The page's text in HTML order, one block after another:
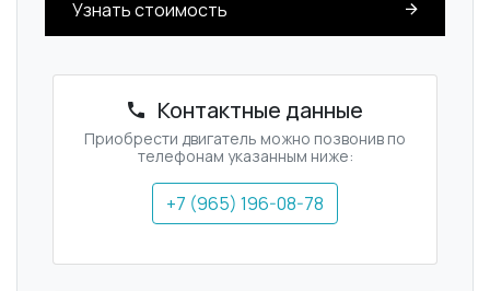
Узнать стоимость
Контактные данные
Приобрести двигатель можно позвонив по
телефонам указанным ниже:
+7 (965) 196-08-78